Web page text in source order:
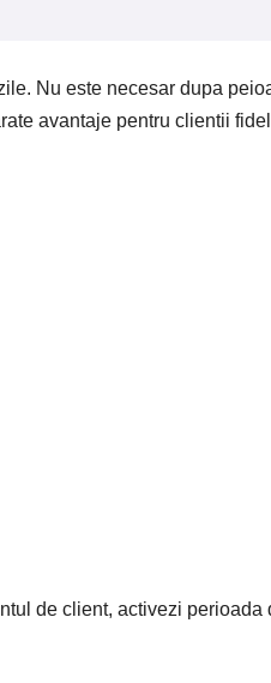
Nu este necesar dupa
avantaje pentru clientii
de client, activezi